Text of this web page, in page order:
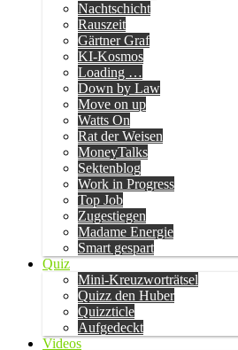
Nachtschicht
Rauszeit
Gärtner Graf
KI-Kosmos
Loading …
Down by Law
Move on up
Watts On
Rat der Weisen
MoneyTalks
Sektenblog
Work in Progress
Top Job
Zugestiegen
Madame Energie
Smart gespart
Quiz
Mini-Kreuzworträtsel
Quizz den Huber
Quizzticle
Aufgedeckt
Videos